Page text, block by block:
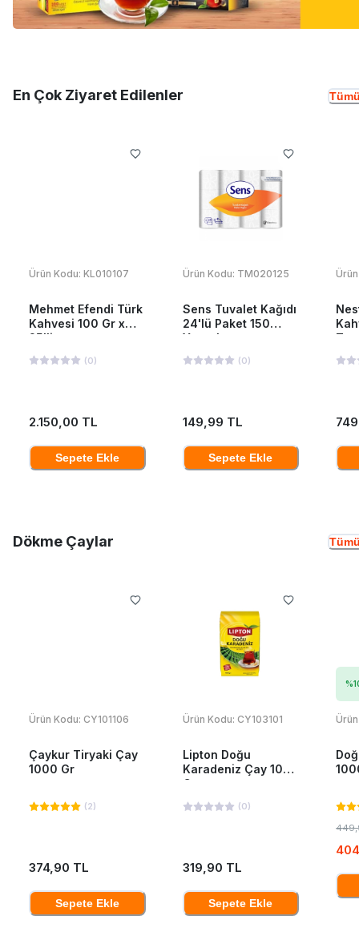
En Çok Ziyaret Edilenler
Ürün Kodu: KL010107
Mehmet Efendi Türk
Kahvesi 100 Gr x
25'li
(0)
2.150,00 TL
Sepete Ekle
Ürün Kodu: TM020125
Sens Tuvalet Kağıdı
24'lü Paket 150
Yaprak
(0)
149,99 TL
Sepete Ekle
Dökme Çaylar
Ürün Kodu: CY101106
Çaykur Tiryaki Çay
1000 Gr
(2)
374,90 TL
Sepete Ekle
Ürün Kodu: CY103101
Lipton Doğu
Karadeniz Çay 1000
Gr
(0)
319,90 TL
Sepete Ekle
%